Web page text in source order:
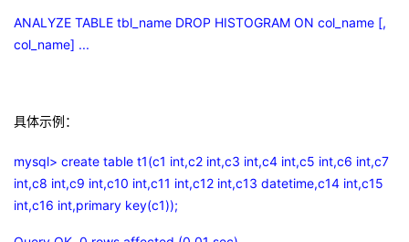
ANALYZE TABLE tbl_name DROP HISTOGRAM ON col_name [,
col_name] ...
具体示例：
mysql> create table t1(c1 int,c2 int,c3 int,c4 int,c5 int,c6 int,c7
int,c8 int,c9 int,c10 int,c11 int,c12 int,c13 datetime,c14 int,c15
int,c16 int,primary key(c1));